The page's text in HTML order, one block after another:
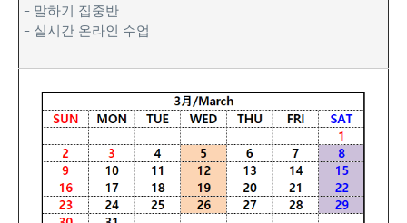
– 말하기 집중반
– 실시간 온라인 수업